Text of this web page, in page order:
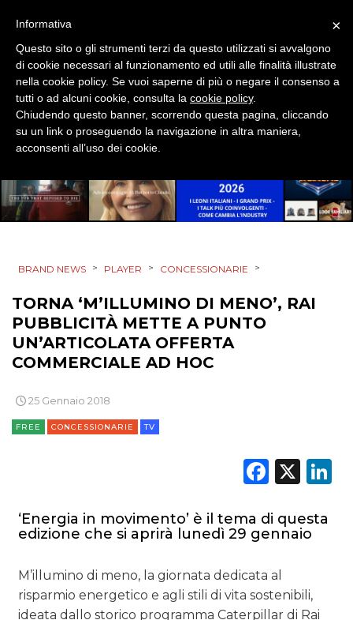
PREVISIONI/SCENARI
NORMATIVE
TREND
CASE HISTORY
BRAND NEWS > PLAYER > CONCESSIONARIE >
TORNA ‘M’ILLUMINO DI MENO’, RAI
PUBBLICITÀ METTE A PUNTO
UN’ARTICOLATA OFFERTA
COMMERCIALE AD HOC
25 Gennaio 2018
FREE CONCESSIONARIE TV
X
‘Energia in movimento’ è il tema di questa
edizione che si aprirà lunedì 29 gennaio
M’illumino di meno, la giornata dedicata al
risparmio energetico e agli stili di vita sostenibili,
ideata dallo storico programma Caterpillar di Rai
×
Informativa
Questo sito o gli strumenti terzi da questo utilizzati si avvalgono
di cookie necessari al funzionamento ed utili alle finalità illustrate
nella cookie policy. Se vuoi saperne di più o negare il consenso a
tutti o ad alcuni cookie, consulta la cookie policy.
Chiudendo questo banner, scorrendo questa pagina, cliccando
su un link o proseguendo la navigazione in altra maniera,
acconsenti all’uso dei cookie.